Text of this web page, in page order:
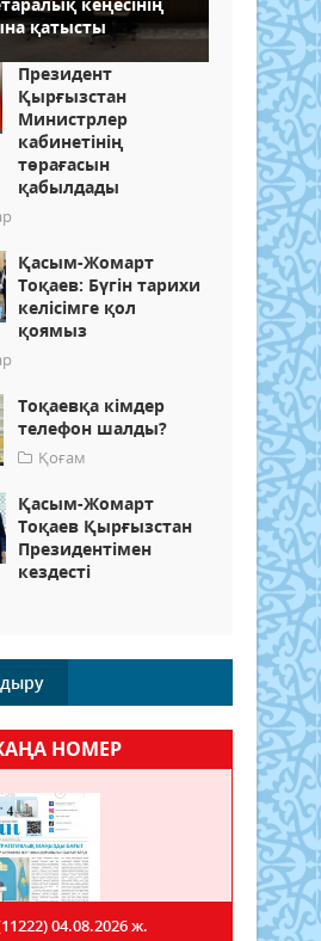
кеңесінің
қатысты
Президент
Қырғызстан
Министрлер
кабинетінің
төрағасын
қабылдады
Қасым-Жомарт
Тоқаев: Бүгін тарихи
келісімге қол
қоямыз
Тоқаевқа кімдер
телефон шалды?
Қоғам
Қасым-Жомарт
Тоқаев Қырғызстан
Президентімен
кездесті
НОМЕР
04.08.2026 ж.